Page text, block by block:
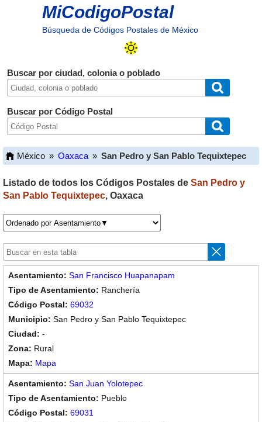
MiCodigoPostal
Búsqueda de Códigos Postales de México
Buscar por ciudad, colonia o poblado
Buscar por Código Postal
México » Oaxaca » San Pedro y San Pablo Tequixtepec
Listado de todos los Códigos Postales de San Pedro y
San Pablo Tequixtepec, Oaxaca
San Francisco Huapanapam
Ranchería
69032
San Pedro y San Pablo Tequixtepec
-
Rural
Mapa
San Juan Yolotepec
Pueblo
69031